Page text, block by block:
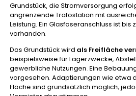
Grundstück, die Stromversorgung
angrenzende Trafostation mit
Leistung. Ein Glasfaseranschluss ist bis
vorhanden.
Das Grundstück wird als Freifläche
beispielsweise für Lagerzwecke,
gewerbliche Nutzungen. Eine
vorgesehen. Adaptierungen wie etwa
Fläche sind grundsätzlich möglich,